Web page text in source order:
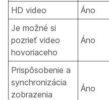
HD video Áno
Je možné si
pozrieť video
hovoriaceho
Áno
Prispôsobenie a
synchronizácia
zobrazenia
Áno